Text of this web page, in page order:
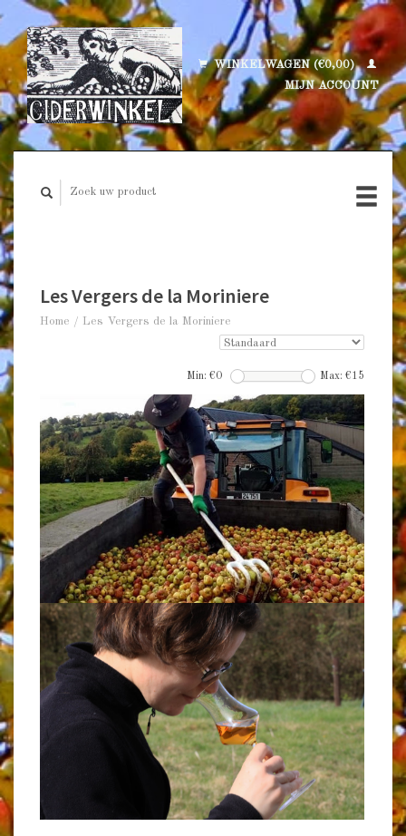
WINKELWAGEN (€0,00)
MIJN ACCOUNT
Les Vergers de la Moriniere
Home / Les Vergers de la Moriniere
Min: €0 Max: €15